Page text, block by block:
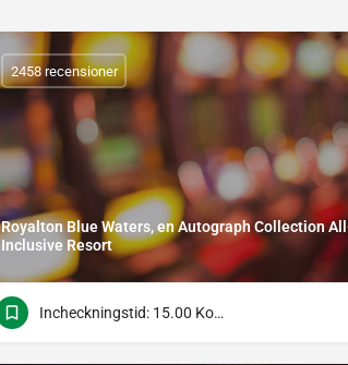
Royalton Blue Waters, en Autograph Collection
Inclusive Resort
2458 recensioner
Incheckningstid: 15.00 Kontrolltid: 12.00